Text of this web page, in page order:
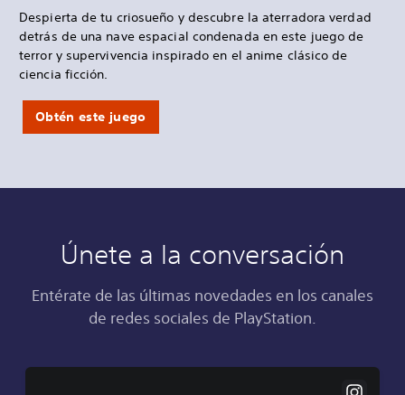
Despierta de tu criosueño y descubre la aterradora verdad
detrás de una nave espacial condenada en este juego de
terror y supervivencia inspirado en el anime clásico de
ciencia ficción.
Obtén este juego
Únete a la conversación
Entérate de las últimas novedades en los canales
de redes sociales de PlayStation.